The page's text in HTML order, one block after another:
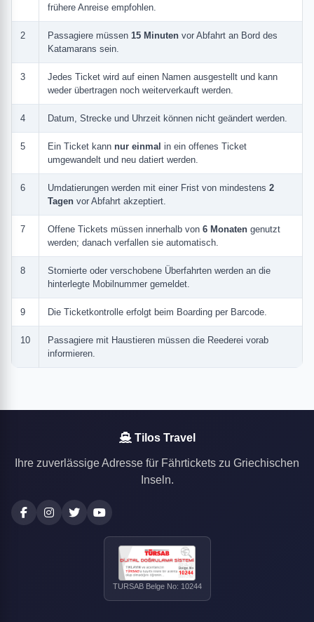
frühere Anreise empfohlen.
2 Passagiere müssen 15 Minuten vor Abfahrt an Bord des
Katamarans sein.
3
Jedes Ticket wird auf einen Namen ausgestellt und kann
weder übertragen noch weiterverkauft werden.
4 Datum, Strecke und Uhrzeit können nicht geändert werden.
5 Ein Ticket kann nur einmal in ein offenes Ticket
umgewandelt und neu datiert werden.
6 Umdatierungen werden mit einer Frist von mindestens 2
Tagen vor Abfahrt akzeptiert.
7 Offene Tickets müssen innerhalb von 6 Monaten genutzt
werden; danach verfallen sie automatisch.
8
Stornierte oder verschobene Überfahrten werden an die
hinterlegte Mobilnummer gemeldet.
9 Die Ticketkontrolle erfolgt beim Boarding per Barcode.
10
Passagiere mit Haustieren müssen die Reederei vorab
informieren.
Tilos Travel
Ihre zuverlässige Adresse für Fährtickets zu Griechischen
Inseln.
TURSAB Belge No: 10244